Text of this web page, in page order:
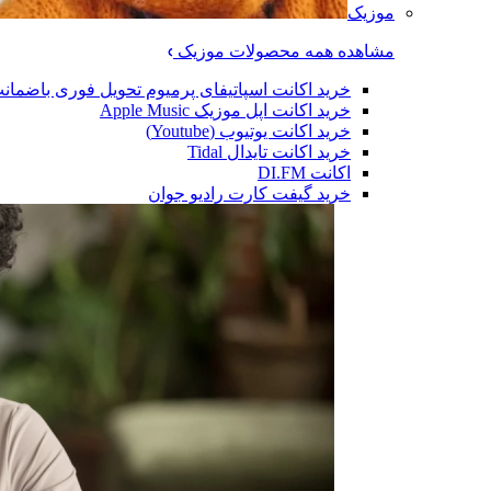
موزیک
مشاهده همه محصولات موزیک
خرید اکانت اسپاتیفای پرمیوم تحویل فوری
خرید اکانت اپل موزیک Apple Music
خرید اکانت یوتیوب (Youtube)
خرید اکانت تایدال Tidal
اکانت DI.FM
خرید گیفت کارت رادیو جوان